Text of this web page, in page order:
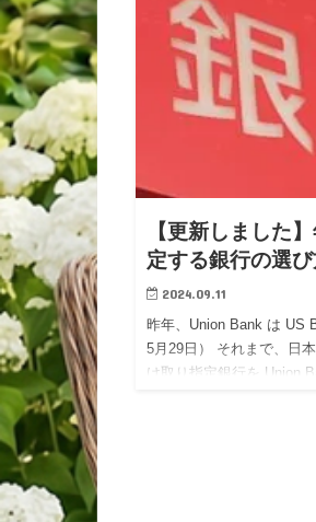
【更新しました
定する銀行の選
2024.09.11
昨年、Union Bank は US
5月29日） それまで、日
け取り指定銀行を Union